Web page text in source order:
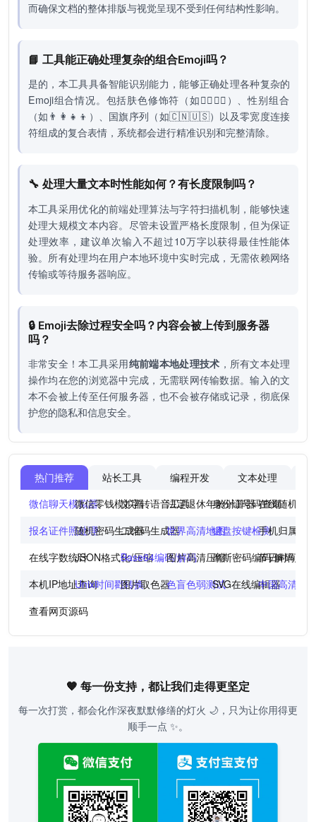
而确保文档的整体排版与视觉呈现不受到任何结构性影响。
📘 工具能正确处理复杂的组合Emoji吗？
是的，本工具具备智能识别能力，能够正确处理各种复杂的
Emoji组合情况。包括肤色修饰符（如👍🏻👍🏿）、性别组合
（如👨👩👧👦）、国旗序列（如🇨🇳🇺🇸）以及零宽度连接
符组成的复合表情，系统都会进行精准识别和完整清除。
🔧 处理大量文本时性能如何？有长度限制吗？
本工具采用优化的前端处理算法与字符扫描机制，能够快速
处理大规模文本内容。尽管未设置严格长度限制，但为保证
处理效率，建议单次输入不超过10万字以获得最佳性能体
验。所有处理均在用户本地环境中实时完成，无需依赖网络
传输或等待服务器响应。
🔒 Emoji去除过程安全吗？内容会被上传到服务器
吗？
非常安全！本工具采用纯前端本地处理技术 ，所有文本处理
操作均在您的浏览器中完成，无需联网传输数据。输入的文
本不会被上传至任何服务器，也不会被存储或记录，彻底保
护您的隐私和信息安全。
热门推荐 站长工具 编程开发 文本处理
微信聊天模拟器微信零钱模拟器文字转语音工具法定退休年龄计算器
身份证号码查询在线随机点
报名证件照处理随机密码生成器二维码生成器世界高清地图键盘按键检测手机归属地
在线字数统计JSON格式化/压缩Base64编码/解码图片高清压缩摩斯密码编码/解码
节日时间倒
本机IP地址查询Unix时间戳转换图片取色器色盲色弱测试SVG在线编辑器中国高清地
查看网页源码
🧡 每一份支持，都让我们走得更坚定
每一次打赏，都会化作深夜默默修缮的灯火 🌙，只为让你用得更
顺手一点 ✨。